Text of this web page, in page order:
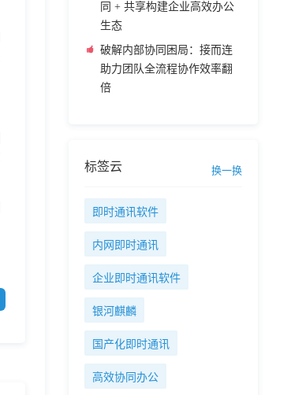
同 + 共享构建企业高效办公
生态
破解内部协同困局：接而连
助力团队全流程协作效率翻
倍
标签云 换一换
即时通讯软件
内网即时通讯
企业即时通讯软件
银河麒麟
国产化即时通讯
高效协同办公